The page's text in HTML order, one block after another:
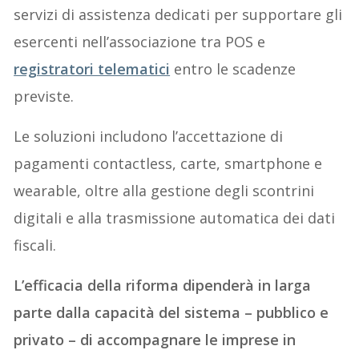
servizi di assistenza dedicati per supportare gli
esercenti nell’associazione tra POS e
registratori telematici entro le scadenze
previste.
Le soluzioni includono l’accettazione di
pagamenti contactless, carte, smartphone e
wearable, oltre alla gestione degli scontrini
digitali e alla trasmissione automatica dei dati
fiscali.
L’efficacia della riforma dipenderà in larga
parte dalla capacità del sistema – pubblico e
privato – di accompagnare le imprese in